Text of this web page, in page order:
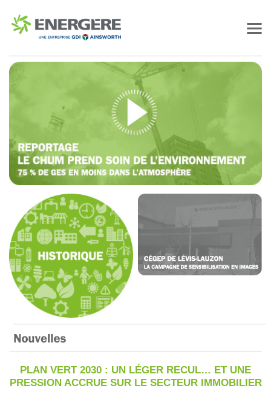
PLAN VERT 2030 : UN LÉGER RECUL… ET UNE
PRESSION ACCRUE SUR LE SECTEUR IMMOBILIER